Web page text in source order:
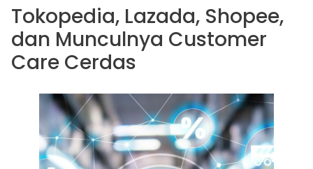
Tokopedia, Lazada, Shopee,
dan Munculnya Customer
Care Cerdas